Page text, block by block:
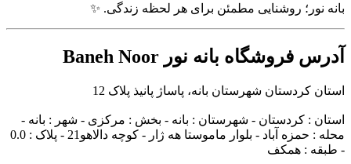
بانه نور؛ روشنایی مطمئن برای هر لحظه زندگی. ✨
آدرس فروشگاه بانه نور Baneh Noor
استان کردستان شهرستان بانه، پاساژ پانیذ پلاک 12
استان : کردستان - شهرستان : بانه - بخش : مرکزی - شهر : بانه -
محله : حمزه آباد - بلوار ماموستا هه ژار - کوچه دالاهو21 - پلاک : 0.0
- طبقه : همکف